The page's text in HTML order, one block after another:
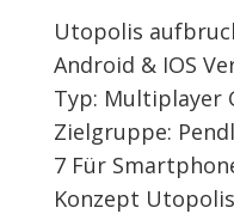
Utopolis
Android & IOS
Typ: Multiplayer
Zielgruppe:
7 Für
Konzept